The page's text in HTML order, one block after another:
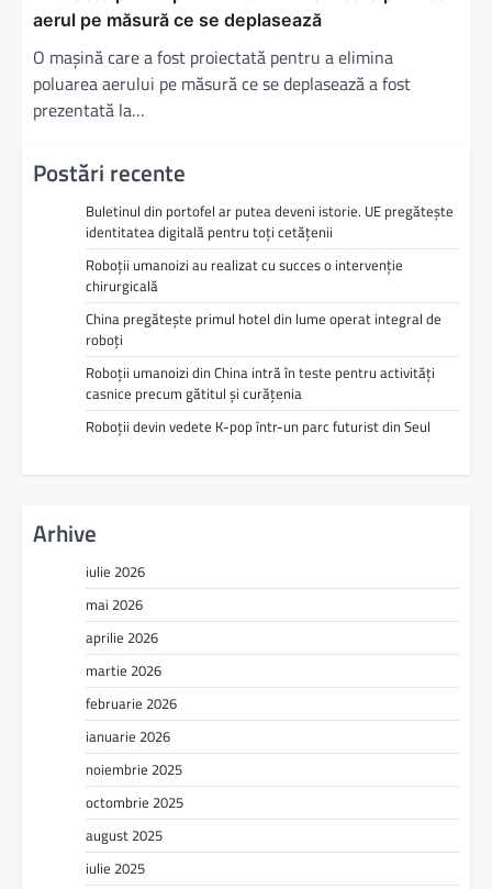
aerul pe măsură ce se deplasează
O mașină care a fost proiectată pentru a elimina
poluarea aerului pe măsură ce se deplasează a fost
prezentată la…
Postări recente
Buletinul din portofel ar putea deveni istorie. UE pregătește
identitatea digitală pentru toți cetățenii
Roboții umanoizi au realizat cu succes o intervenție
chirurgicală
China pregătește primul hotel din lume operat integral de
roboți
Roboții umanoizi din China intră în teste pentru activități
casnice precum gătitul și curățenia
Roboții devin vedete K-pop într-un parc futurist din Seul
Arhive
iulie 2026
mai 2026
aprilie 2026
martie 2026
februarie 2026
ianuarie 2026
noiembrie 2025
octombrie 2025
august 2025
iulie 2025